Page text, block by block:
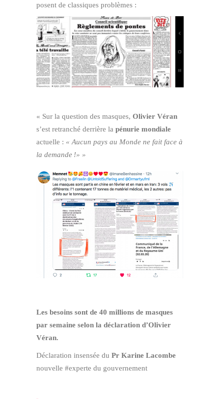
posent de classiques problèmes :
« Sur la question des masques, Olivier Véran
s’est retranché derrière la pénurie mondiale
actuelle : « Aucun pays au Monde ne fait face à
la demande !» »
Les besoins sont de 40 millions de masques
par semaine selon la déclaration d’Olivier
Véran.
Déclaration insensée du Pr Karine Lacombe
nouvelle #experte du gouvernement